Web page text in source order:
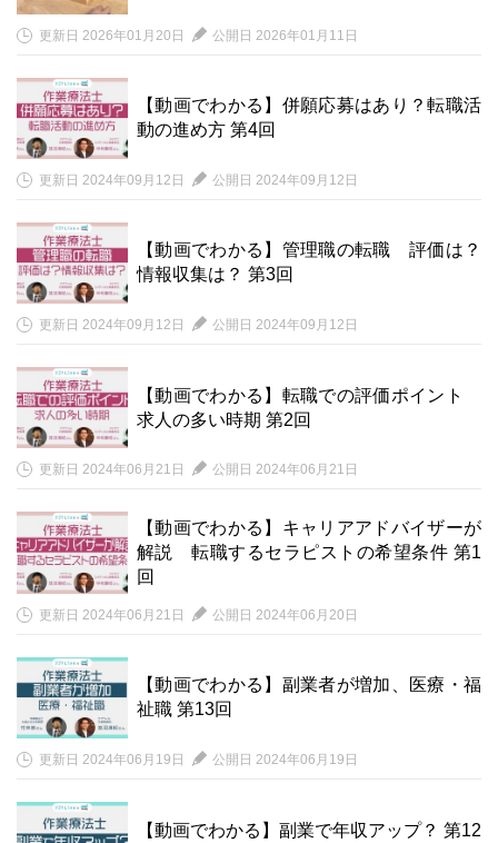
更新日 2026年01月20日 公開日 2026年01月11日
【動画でわかる】併願応募はあり？転職活
動の進め方 第4回
更新日 2024年09月12日 公開日 2024年09月12日
【動画でわかる】管理職の転職 評価は？
情報収集は？ 第3回
更新日 2024年09月12日 公開日 2024年09月12日
【動画でわかる】転職での評価ポイント
求人の多い時期 第2回
更新日 2024年06月21日 公開日 2024年06月21日
【動画でわかる】キャリアアドバイザーが
解説 転職するセラピストの希望条件 第1
回
更新日 2024年06月21日 公開日 2024年06月20日
【動画でわかる】副業者が増加、医療・福
祉職 第13回
更新日 2024年06月19日 公開日 2024年06月19日
【動画でわかる】副業で年収アップ？ 第12